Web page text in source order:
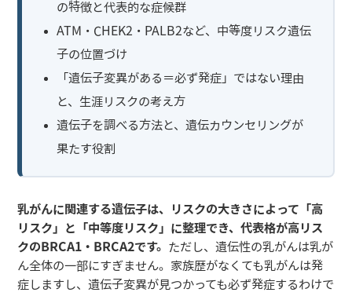
の特徴と代表的な症候群
ATM・CHEK2・PALB2など、中等度リスク遺伝
子の位置づけ
「遺伝子変異がある＝必ず発症」ではない理由
と、生涯リスクの考え方
遺伝子を調べる方法と、遺伝カウンセリングが
果たす役割
乳がんに関連する遺伝子は、リスクの大きさによって「高
リスク」と「中等度リスク」に整理でき、代表格が高リス
クのBRCA1・BRCA2です。 ただし、遺伝性の乳がんは乳が
ん全体の一部にすぎません。家族歴がなくても乳がんは発
症しますし、遺伝子変異が見つかっても必ず発症するわけで